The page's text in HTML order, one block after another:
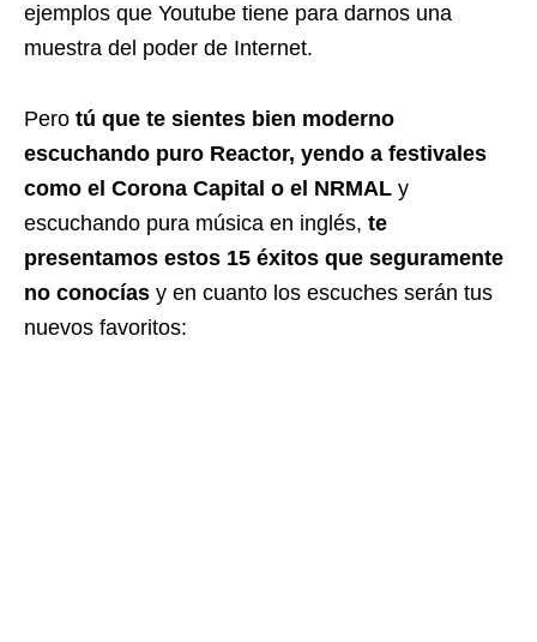
ejemplos que Youtube tiene para darnos una
muestra del poder de Internet.
Pero tú que te sientes bien moderno
escuchando puro Reactor, yendo a festivales
como el Corona Capital o el NRMAL y
escuchando pura música en inglés, te
presentamos estos 15 éxitos que seguramente
no conocías y en cuanto los escuches serán tus
nuevos favoritos: